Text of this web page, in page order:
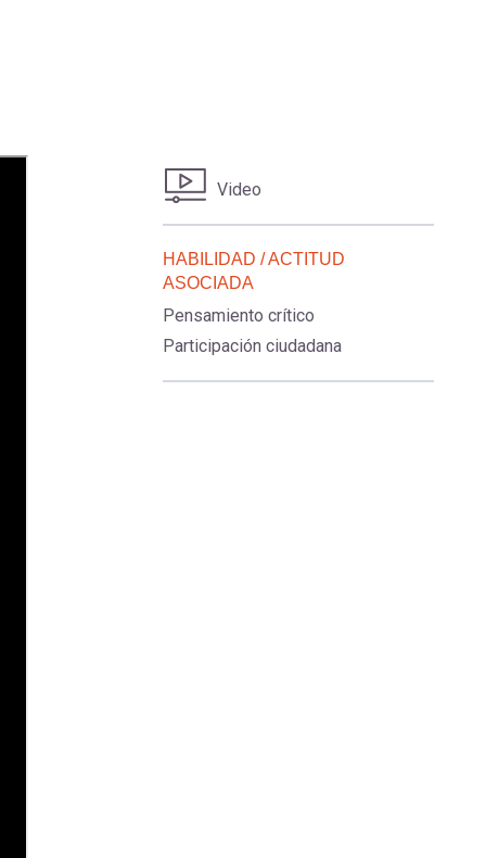
Video
HABILIDAD / ACTITUD
ASOCIADA
Pensamiento crítico
Participación ciudadana